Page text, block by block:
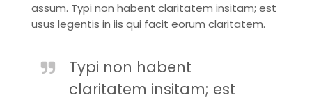
assum. Typi non habent claritatem insitam; est
usus legentis in iis qui facit eorum claritatem.
Typi non habent
claritatem insitam; est